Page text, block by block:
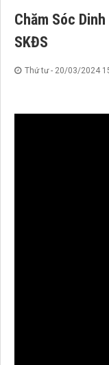
Chăm Sóc
SKĐS
Thứ tư - 20/03/2024